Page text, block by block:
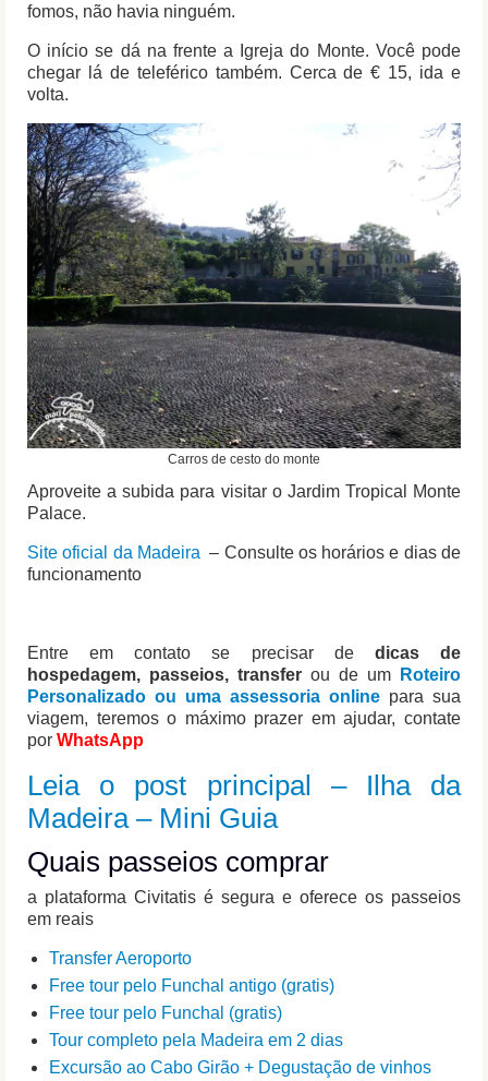
fomos, não havia ninguém.
O início se dá na frente a Igreja do Monte. Você pode
chegar lá de teleférico também. Cerca de € 15, ida e
volta.
Carros de cesto do monte
Aproveite a subida para visitar o Jardim Tropical Monte
Palace.
Site oficial da Madeira – Consulte os horários e dias de
funcionamento
Entre em contato se precisar de dicas de
hospedagem, passeios, transfer ou de um
Roteiro
Personalizado ou uma assessoria online para sua
viagem, teremos o máximo prazer em ajudar, contate
por WhatsApp
Leia o post principal – Ilha da
Madeira – Mini Guia
Quais passeios comprar
a plataforma Civitatis é segura e oferece os passeios
em reais
Transfer Aeroporto
Free tour pelo Funchal antigo (gratis)
Free tour pelo Funchal (gratis)
Tour completo pela Madeira em 2 dias
Excursão ao Cabo Girão + Degustação de vinhos